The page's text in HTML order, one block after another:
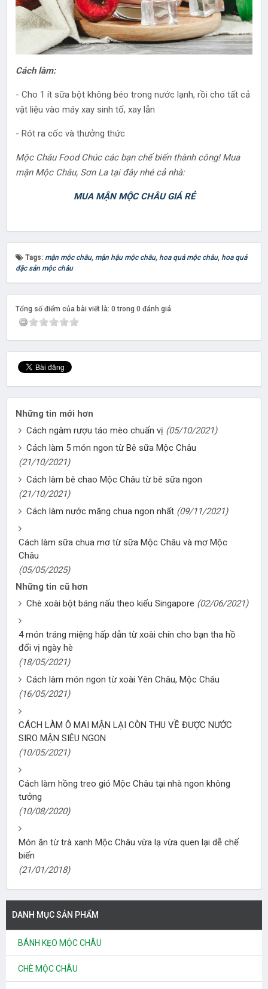
Cách làm:
- Cho 1 ít sữa bột không béo trong nước lạnh, rồi cho tất cả
vật liệu vào máy xay sinh tố, xay lẫn
- Rót ra cốc và thưởng thức
Mộc Châu Food Chúc các bạn chế biến thành công! Mua
mận Mộc Châu, Sơn La tại đây nhé cả nhà:
MUA MẬN MỘC CHÂU GIÁ RẺ
Tags: mận mộc châu, mận hậu mộc châu, hoa quả mộc châu, hoa quả
đặc sản mộc châu
Tổng số điểm của bài viết là: 0 trong 0 đánh giá
Những tin mới hơn
Cách ngâm rượu táo mèo chuẩn vị (05/10/2021)
Cách làm 5 món ngon từ Bê sữa Mộc Châu
(21/10/2021)
Cách làm bê chao Mộc Châu từ bê sữa ngon
(21/10/2021)
Cách làm nước măng chua ngon nhất (09/11/2021)
Cách làm sữa chua mơ từ sữa Mộc Châu và mơ Mộc
Châu
(05/05/2025)
Những tin cũ hơn
Chè xoài bột báng nấu theo kiểu Singapore (02/06/2021)
4 món tráng miệng hấp dẫn từ xoài chín cho bạn tha hồ
đổi vị ngày hè
(18/05/2021)
Cách làm món ngon từ xoài Yên Châu, Mộc Châu
(16/05/2021)
CÁCH LÀM Ô MAI MẬN LẠI CÒN THU VỀ ĐƯỢC NƯỚC
SIRO MẬN SIÊU NGON
(10/05/2021)
Cách làm hồng treo gió Mộc Châu tại nhà ngon không
tưởng
(10/08/2020)
Món ăn từ trà xanh Mộc Châu vừa lạ vừa quen lại dễ chế
biến
(21/01/2018)
DANH MỤC SẢN PHẨM
BÁNH KẸO MỘC CHÂU
CHÈ MỘC CHÂU